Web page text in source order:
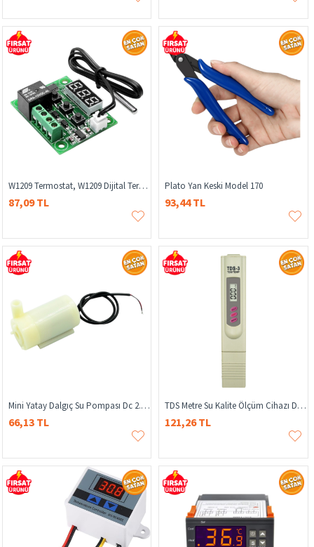
W1209 Termostat, W1209 Dijital Termostad , Kuluçka Termostatı , W1209 Sıcaklık Ölçer
87,09 TL
Plato Yan Keski Model 170
93,44 TL
Mini Yatay Dalgıç Su Pompası Dc 2.5V-6V 120LH
66,13 TL
TDS Metre Su Kalite Ölçüm Cihazı Dijital Su Kalite Ölçüm Cihazı
121,26 TL